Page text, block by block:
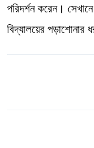
পরিদর্শন করেন। সেখানে
বিদ্যালয়ের পড়াশোনার